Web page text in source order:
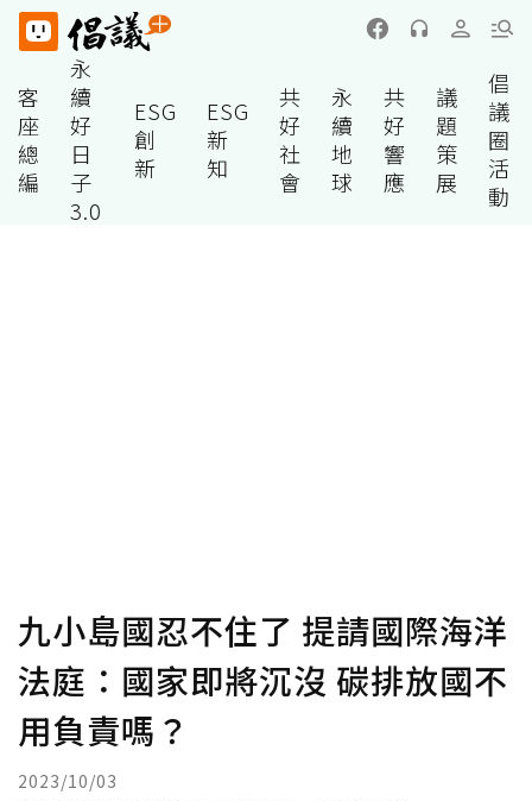
客
座
總
編
永
續
好
日
子
3.0
ESG
創
新
ESG
新
知
共
好
社
會
永
續
地
球
共
好
響
應
議
題
策
展
倡
議
圈
活
動
九小島國忍不住了 提請國際海洋
法庭：國家即將沉沒 碳排放國不
用負責嗎？
2023/10/03